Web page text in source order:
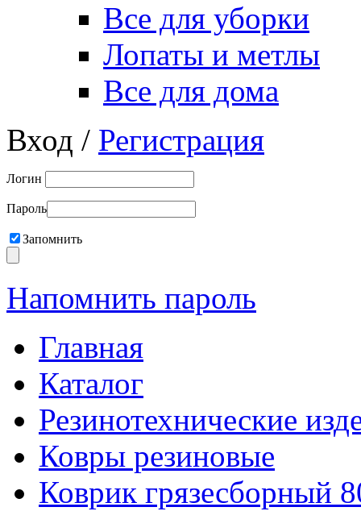
Все для уборки
Лопаты и метлы
Все для дома
Вход / Регистрация
Логин
Пароль
Запомнить
Напомнить пароль
Главная
Каталог
Резинотехнические
Ковры резиновые
Коврик грязесборный